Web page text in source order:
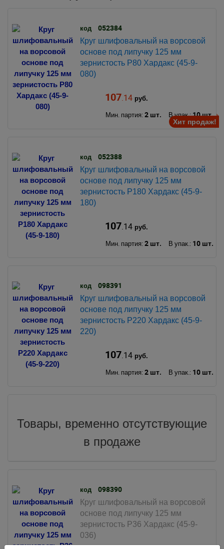
Хит продаж!
код 052384
Круг шлифовальный на ворсовой
основе под липучку 125 мм
зернистость Р80 Хардакс (45-9-
080)
107.14руб.
Мин. партия: 2 шт. В упак.:10 шт.
код 052388
Круг шлифовальный на ворсовой
основе под липучку 125 мм
зернистость Р180 Хардакс (45-9-
180)
107.14руб.
Мин. партия: 2 шт. В упак.: 10 шт.
код 098391
Круг шлифовальный на ворсовой
основе под липучку 125 мм
зернистость Р220 Хардакс (45-9-
220)
107.14руб.
Мин. партия: 2 шт. В упак.: 10 шт.
Товары, временно отсутствующие
в продаже
код 098390
Круг шлифовальный на ворсовой
основе под липучку 125 мм
зернистость Р36 Хардакс (45-9-
036)